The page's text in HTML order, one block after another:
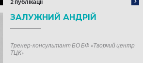
2 публікації
ЗАЛУЖНИЙ АНДРІЙ
Тренер-консультант БО БФ «Творчий центр
ТЦК»